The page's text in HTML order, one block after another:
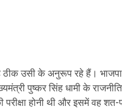
उसी के अनुरूप रहे हैं। भाजपा
पुष्कर सिंह धामी के
होनी थी और इसमें वह